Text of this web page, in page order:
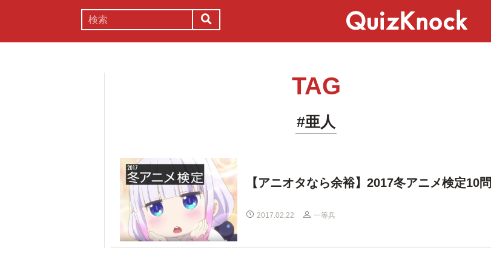
TAG
#亜人
【アニオタなら余裕】2017冬アニメ検定10問
2017.02.22 一等兵